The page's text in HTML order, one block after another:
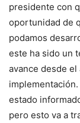
presidente con
oportunidad de
podamos
este ha sido un
avance desde el
estado
pero esto va a